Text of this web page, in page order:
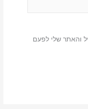
והאתר שלי לפעם